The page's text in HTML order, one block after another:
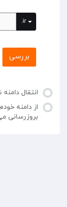
.ir
بررسی
انتقال
از دامنه
بروزرسانی